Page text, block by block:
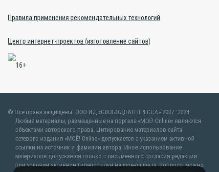
Правила применения рекомендательных технологий
Центр интернет-проектов (изготовление сайтов)
Все права защищены. ООО ИД «СВОБОДНАЯ ПРЕССА» 2007–2024.
Любые материалы, размещенные на портале «МОЁ! Online» являются
объектами авторского права. Цитирование материалов сайта
сетевого издания «МОЁ! Online» допускается с указанием активной
ссылки на источник и фамилии автора. Иное использование
материалов допускается только с письменного согласия редакции
при условии активной гиперссылки на moe-online.ru. Вопросы можно